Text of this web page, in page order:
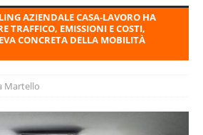
AZIENDALE CASA-LAVORO HA
TRAFFICO, EMISSIONI E COSTI,
CONCRETA DELLA MOBILITÀ
Martello